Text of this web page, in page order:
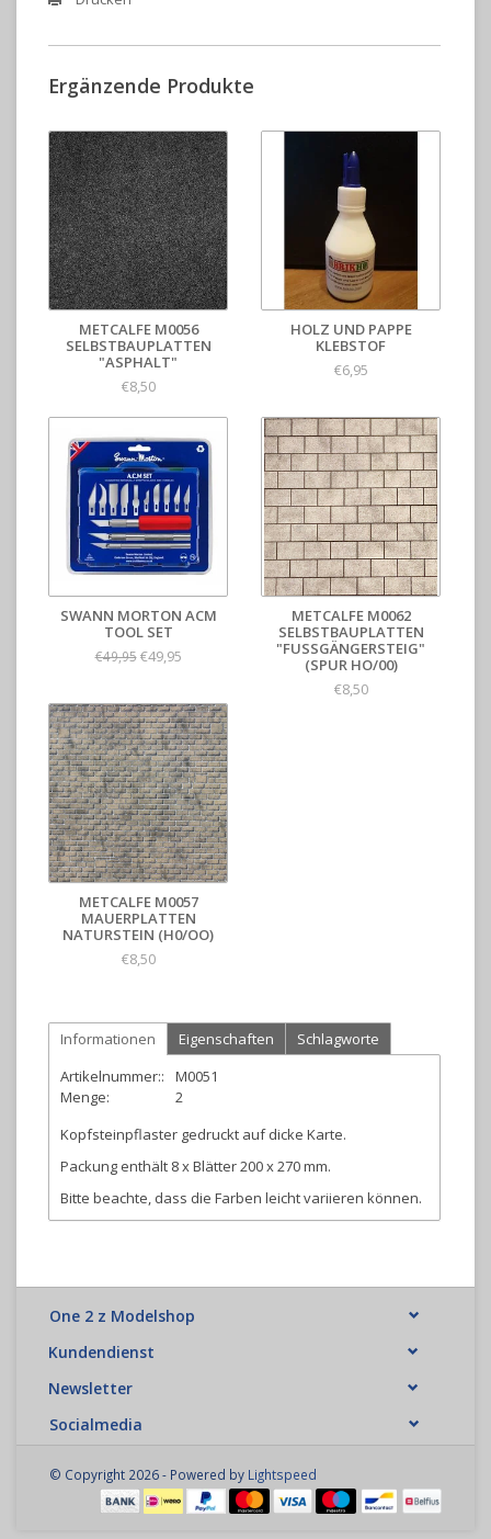
Ergänzende Produkte
METCALFE M0056
SELBSTBAUPLATTEN
"ASPHALT"
€8,50
HOLZ UND PAPPE
KLEBSTOF
€6,95
SWANN MORTON ACM
TOOL SET
€49,95€49,95
METCALFE M0062
SELBSTBAUPLATTEN
"FUSSGÄNGERSTEIG"
(SPUR HO/00)
€8,50
METCALFE M0057
MAUERPLATTEN
NATURSTEIN (H0/OO)
€8,50
Informationen Eigenschaften
Schlagworte
Artikelnummer::
M0051
Menge:
2
Kopfsteinpflaster gedruckt auf dicke Karte.
Packung enthält 8 x Blätter 200 x 270 mm.
Bitte beachte, dass die Farben leicht variieren können.
One 2 z Modelshop
Kundendienst
Newsletter
Socialmedia
© Copyright 2026 - Powered by Lightspeed